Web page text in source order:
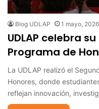
Blog UDLAP 1 mayo, 2026
UDLAP celebra
Programa de
La UDLAP realizó el
Honores, donde
reflejan innovación,